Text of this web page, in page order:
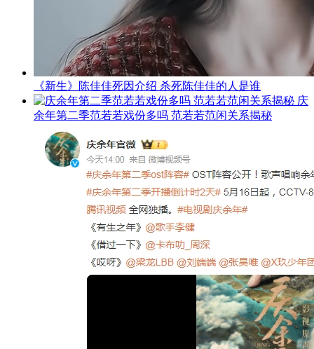
《新生》陈佳佳死因介绍 杀死陈佳佳的人是谁
庆
余年第二季范若若戏份多吗 范若若范闲关系揭秘